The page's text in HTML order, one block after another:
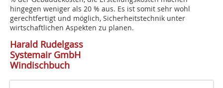
hingegen weniger als 20 % aus. Es ist somit sehr wohl
gerechtfertigt und möglich, Sicherheitstechnik unter
wirtschaftlichen Aspekten zu planen.
Harald Rudelgass
Systemair GmbH
Windischbuch